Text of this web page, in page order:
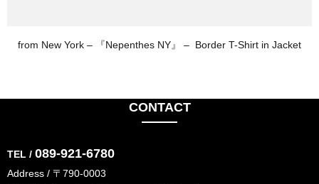
from New York – 『Nepenthes NY』 – Border T-Shirt in Jacket
CONTACT
TEL / 089-921-6780
Address / 〒790-0003